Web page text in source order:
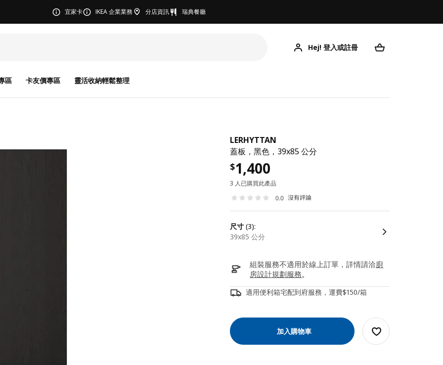
宜家卡 IKEA 企業業務 分店資訊 瑞典餐廳
Hej! 登入或註冊
區 卡友價專區 靈活收納輕鬆整理
LERHYTTAN
蓋板，黑色，39x85 公分
$1,400
3 人已購買此產品
0.0 沒有評論
尺寸 (3):
39x85 公分
組裝服務不適用於線上訂單，詳情請洽廚
房設計規劃服務。
適用便利箱宅配到府服務，運費$150/箱
加入購物車